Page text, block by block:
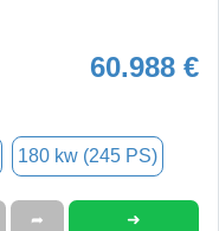
60.988 €
180 kw (245 PS)
➦ ➜